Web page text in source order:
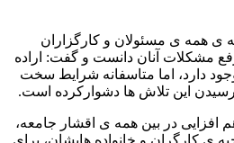
همه ی مسئولان و کارگزاران
مشکلات آنان دانست و گفت: اراده
دارد، اما متاسفانه شرایط سخت
رسیدن این تلاش ها دشوارکرده است.
افزایی در بین همه ی اقشار جامعه،
ی کارگران و خانواده هایشان، برای